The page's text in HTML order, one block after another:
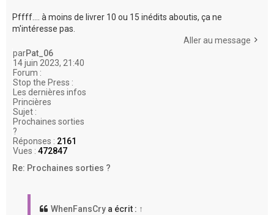
Pffff.... à moins de livrer 10 ou 15 inédits aboutis, ça ne
m'intéresse pas.
Aller au message
parPat_06
14 juin 2023, 21:40
Forum :
Stop the Press :
Les dernières infos
Princières
Sujet :
Prochaines sorties
?
Réponses : 2161
Vues : 472847
Re: Prochaines sorties ?
WhenFansCry a écrit : ↑